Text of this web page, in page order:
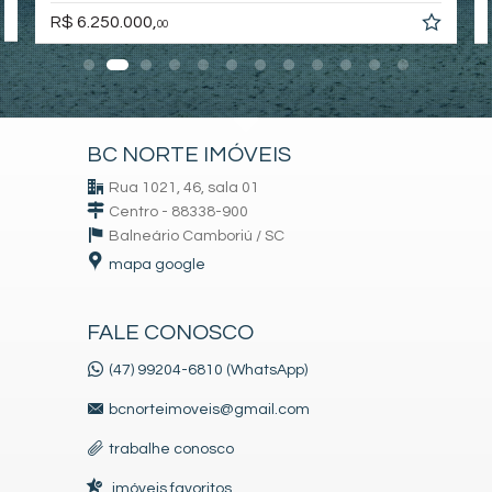
R$ 6.250.000, 00
BC NORTE IMÓVEIS
Rua 1021, 46, sala 01
Centro - 88338-900
Balneário Camboriú / SC
mapa google
FALE CONOSCO
(47) 99204-6810 (WhatsApp)
bcnorteimoveis@gmail.com
trabalhe conosco
imóveis favoritos